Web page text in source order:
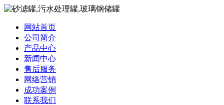
网站首页
公司简介
产品中心
新闻中心
售后服务
网络营销
成功案例
联系我们